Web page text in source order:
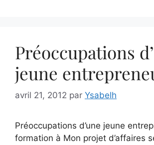
Préoccupations
jeune
avril 21, 2012 par Ysabelh
Préoccupations d’une jeune
formation à Mon projet d’affaires